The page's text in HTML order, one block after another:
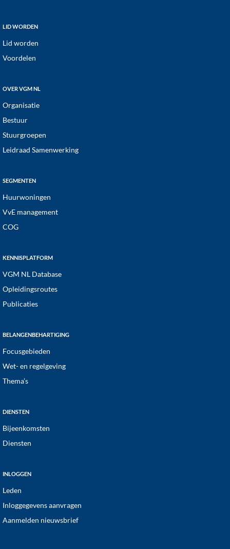
Footer
LID WORDEN
Lid worden
Voordelen
OVER VGM NL
Organisatie
Bestuur
Stuurgroepen
Leidraad Samenwerking
SEGMENTEN
Huurwoningen
VvE management
COG
KENNISPLATFORM
VGM NL Database
Opleidingsroutes
Publicaties
BELANGENBEHARTIGING
Focusgebieden
Wet- en regelgeving
Thema’s
DIENSTEN
Bijeenkomsten
Diensten
INLOGGEN
Leden
Inloggegevens aanvragen
Aanmelden nieuwsbrief